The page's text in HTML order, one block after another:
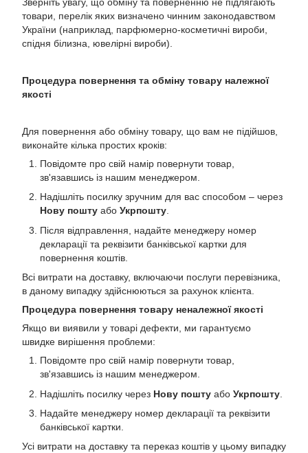
товари, перелік яких визначено чинним законодавством
України (наприклад, парфюмерно-косметичні вироби,
спідня білизна, ювелірні вироби).
Процедура повернення та обміну товару належної
якості
Для повернення або обміну товару, що вам не підійшов,
виконайте кілька простих кроків:
Повідомте про свій намір повернути товар,
зв'язавшись із нашим менеджером.
Надішліть посилку зручним для вас способом – через
Нову пошту або Укрпошту.
Після відправлення, надайте менеджеру номер
декларації та реквізити банківської картки для
повернення коштів.
Всі витрати на доставку, включаючи послуги перевізника,
в даному випадку здійснюються за рахунок клієнта.
Процедура повернення товару неналежної якості
Якщо ви виявили у товарі дефекти, ми гарантуємо
швидке вирішення проблеми:
Повідомте про свій намір повернути товар,
зв'язавшись із нашим менеджером.
Надішліть посилку через Нову пошту або Укрпошту
Надайте менеджеру номер декларації та реквізити
банківської картки.
Усі витрати на доставку та переказ коштів у цьому випадку